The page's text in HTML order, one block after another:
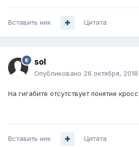
Вставить ник Цитата
sol
Опубликовано 26 октября, 2018
На гигабите отсутствует понятие
Вставить ник Цитата